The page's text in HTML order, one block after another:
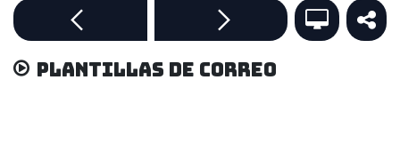
Plantillas de correo